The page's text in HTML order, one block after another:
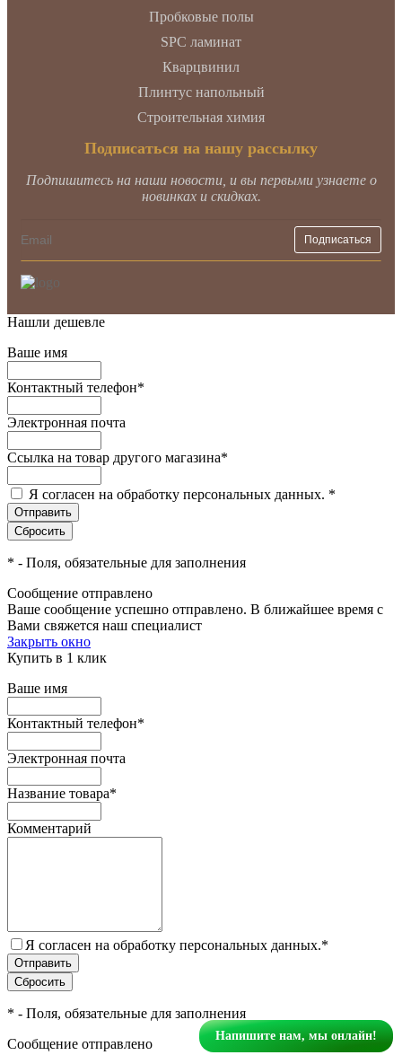
Пробковые полы
SPC ламинат
Кварцвинил
Плинтус напольный
Строительная химия
Подписаться на нашу рассылку
Подпишитесь на наши новости, и вы первыми узнаете о
новинках и скидках.
Нашли дешевле
Ваше имя
Контактный телефон*
Электронная почта
Ссылка на товар другого магазина*
Я согласен на обработку персональных данных. *
* - Поля, обязательные для заполнения
Сообщение отправлено
Ваше сообщение успешно отправлено. В ближайшее время с
Вами свяжется наш специалист
Закрыть окно
Купить в 1 клик
Ваше имя
Контактный телефон*
Электронная почта
Название товара*
Комментарий
Я согласен на обработку персональных данных.*
* - Поля, обязательные для заполнения
Сообщение отправлено
Напишите нам, мы онлайн!